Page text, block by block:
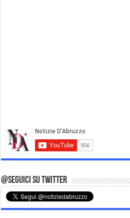
@Seguici su Twitter